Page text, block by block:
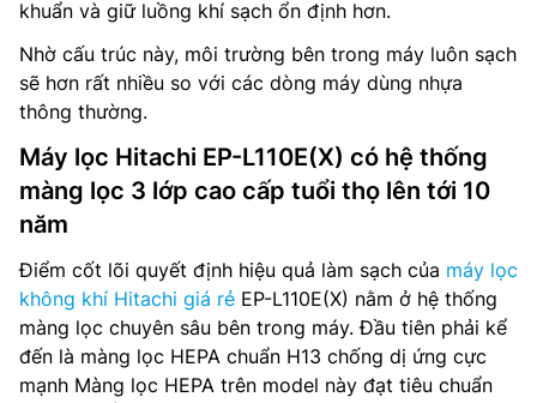
khuẩn và giữ luồng khí sạch ổn định hơn.
Nhờ cấu trúc này, môi trường bên trong máy luôn sạch
sẽ hơn rất nhiều so với các dòng máy dùng nhựa
thông thường.
Máy lọc Hitachi EP-L110E(X) có hệ thống
màng lọc 3 lớp cao cấp tuổi thọ lên tới 10
năm
Điểm cốt lõi quyết định hiệu quả làm sạch của máy lọc
không khí Hitachi giá rẻ EP-L110E(X) nằm ở hệ thống
màng lọc chuyên sâu bên trong máy. Đầu tiên phải kể
đến là màng lọc HEPA chuẩn H13 chống dị ứng cực
mạnh Màng lọc HEPA trên model này đạt tiêu chuẩn